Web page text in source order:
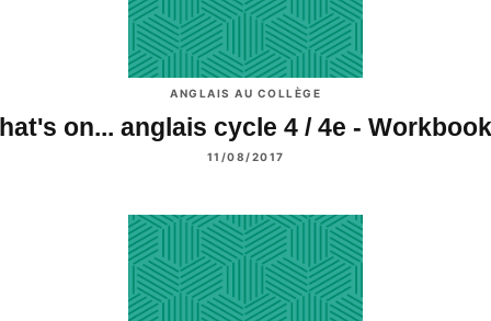
ANGLAIS AU COLLÈGE
on... anglais cycle 4 / 4e -
11/08/2017